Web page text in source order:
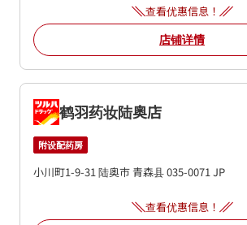
查看优惠信息！
店铺详情
鹤羽药妆陆奥店
附设配药房
小川町1-9-31陆奥市青森县035-0071JP
查看优惠信息！